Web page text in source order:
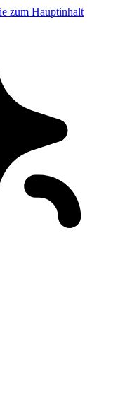
zum Hauptinhalt